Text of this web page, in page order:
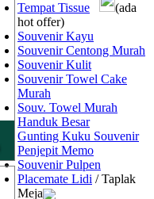
Tempat Tissue
(ada
hot offer)
Souvenir Kayu
Souvenir Centong Murah
Souvenir Kulit
Souvenir Towel Cake
Murah
Souv. Towel Murah
Handuk Besar
Gunting Kuku Souvenir
Penjepit Memo
Souvenir Pulpen
Placemate Lidi / Taplak
Meja